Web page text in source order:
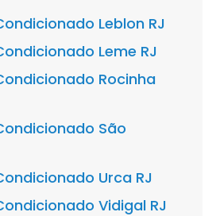
Leblon RJ
Leme RJ
Rocinha
São
Urca RJ
Vidigal RJ